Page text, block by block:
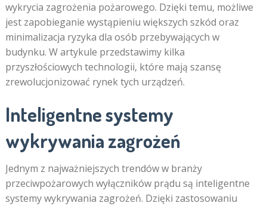
wykrycia zagrożenia pożarowego. Dzięki temu, możliwe
jest zapobieganie wystąpieniu większych szkód oraz
minimalizacja ryzyka dla osób przebywających w
budynku. W artykule przedstawimy kilka
przyszłościowych technologii, które mają szansę
zrewolucjonizować rynek tych urządzeń.
Inteligentne systemy
wykrywania zagrożeń
Jednym z najważniejszych trendów w branży
przeciwpożarowych wyłączników prądu są inteligentne
systemy wykrywania zagrożeń. Dzięki zastosowaniu